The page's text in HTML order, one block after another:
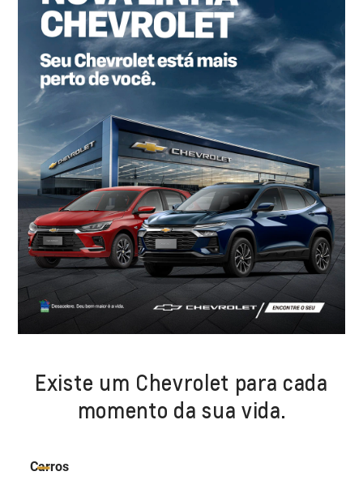
Existe um Chevrolet para cada
momento da sua vida.
Carros